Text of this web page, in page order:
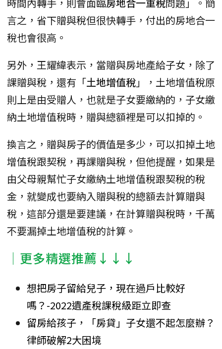
言之，省下贈與稅但很快轉手，付出的房地合一
稅也會很高。
另外，王耀緯表示，當贈與房地產給子女，除了
課贈與稅，還有「土地增值稅」，土地增值稅原
則上是由受贈人，也就是子女要繳納的，子女繳
納土地增值稅時，贈與總額裡是可以扣掉的。
換言之，贈與房子的價值是多少，可以扣掉土地
增值稅跟契稅，再課贈與稅，但他提醒，如果是
由父母親幫忙子女繳納土地增值稅跟契稅的稅
金，就變成也要納入贈與稅的總額去計算贈與
稅，這部分還是要建議，在計算贈與稅時，千萬
不要漏掉土地增值稅的計算。
│更多精選推薦↓↓↓
想把房子留給兒子，現在過戶比較好
嗎？-2022遺產稅課稅級距立即查
留房給孩子，「房貸」子女還不起怎麼辦？
律師破解2大困境